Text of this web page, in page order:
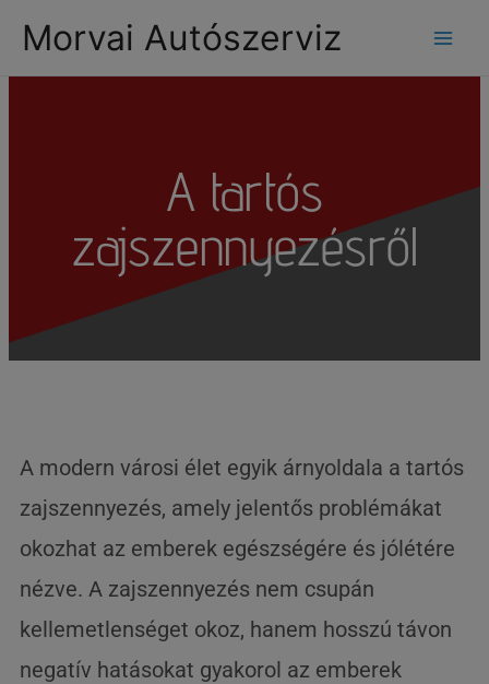
Morvai Autószerviz
A tartós
zajszennyezésről
A modern városi élet egyik árnyoldala a tartós
zajszennyezés, amely jelentős problémákat
okozhat az emberek egészségére és jólétére
nézve. A zajszennyezés nem csupán
kellemetlenséget okoz, hanem hosszú távon
negatív hatásokat gyakorol az emberek